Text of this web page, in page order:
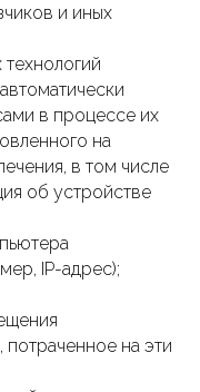
и иных
в процессе их
на
в том числе
об устройстве
IP-адрес);
потраченное на эти